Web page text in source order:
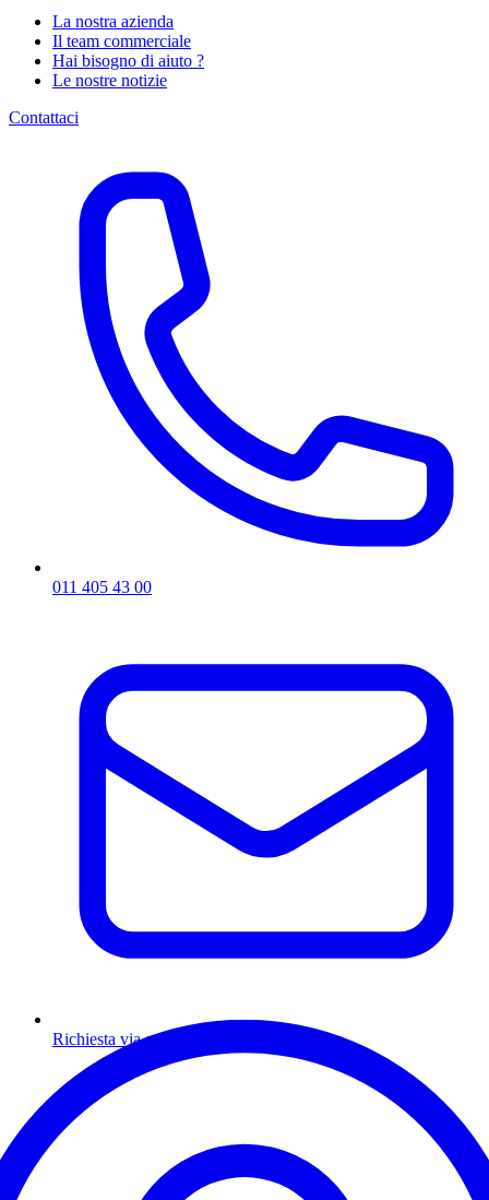
La nostra azienda
Il team commerciale
Hai bisogno di aiuto ?
Le nostre notizie
Contattaci
011 405 43 00
Richiesta via email